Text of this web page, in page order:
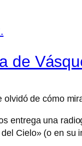
de
de cómo
entrega una
Cielo» (o en su